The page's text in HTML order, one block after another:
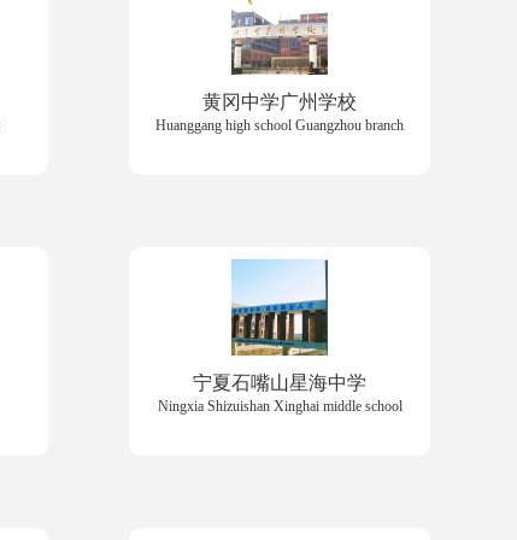
黄冈中学广州学校
Huanggang high school Guangzhou branch
宁夏石嘴山星海中学
Ningxia Shizuishan Xinghai middle school